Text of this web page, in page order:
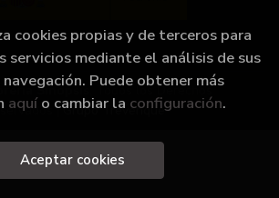
Sinopsis . Todos los Derechos
|Grupo Trevenque
cookies propias y de terceros para
servicios mediante el análisis de sus
Puede obtener más
aquí o cambiar la configuración.
Aceptar cookies